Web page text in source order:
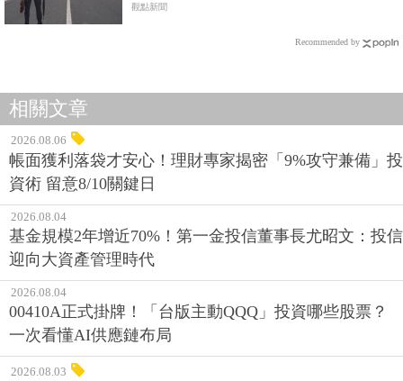
觀點新聞
Recommended by
相關文章
2026.08.06
帳面獲利落袋才安心！理財專家揭密「9%攻守兼備」投
資術 留意8/10關鍵日
2026.08.04
基金規模2年增近70%！第一金投信董事長尤昭文：投信
迎向大資產管理時代
2026.08.04
00410A正式掛牌！「台版主動QQQ」投資哪些股票？
一次看懂AI供應鏈布局
2026.08.03